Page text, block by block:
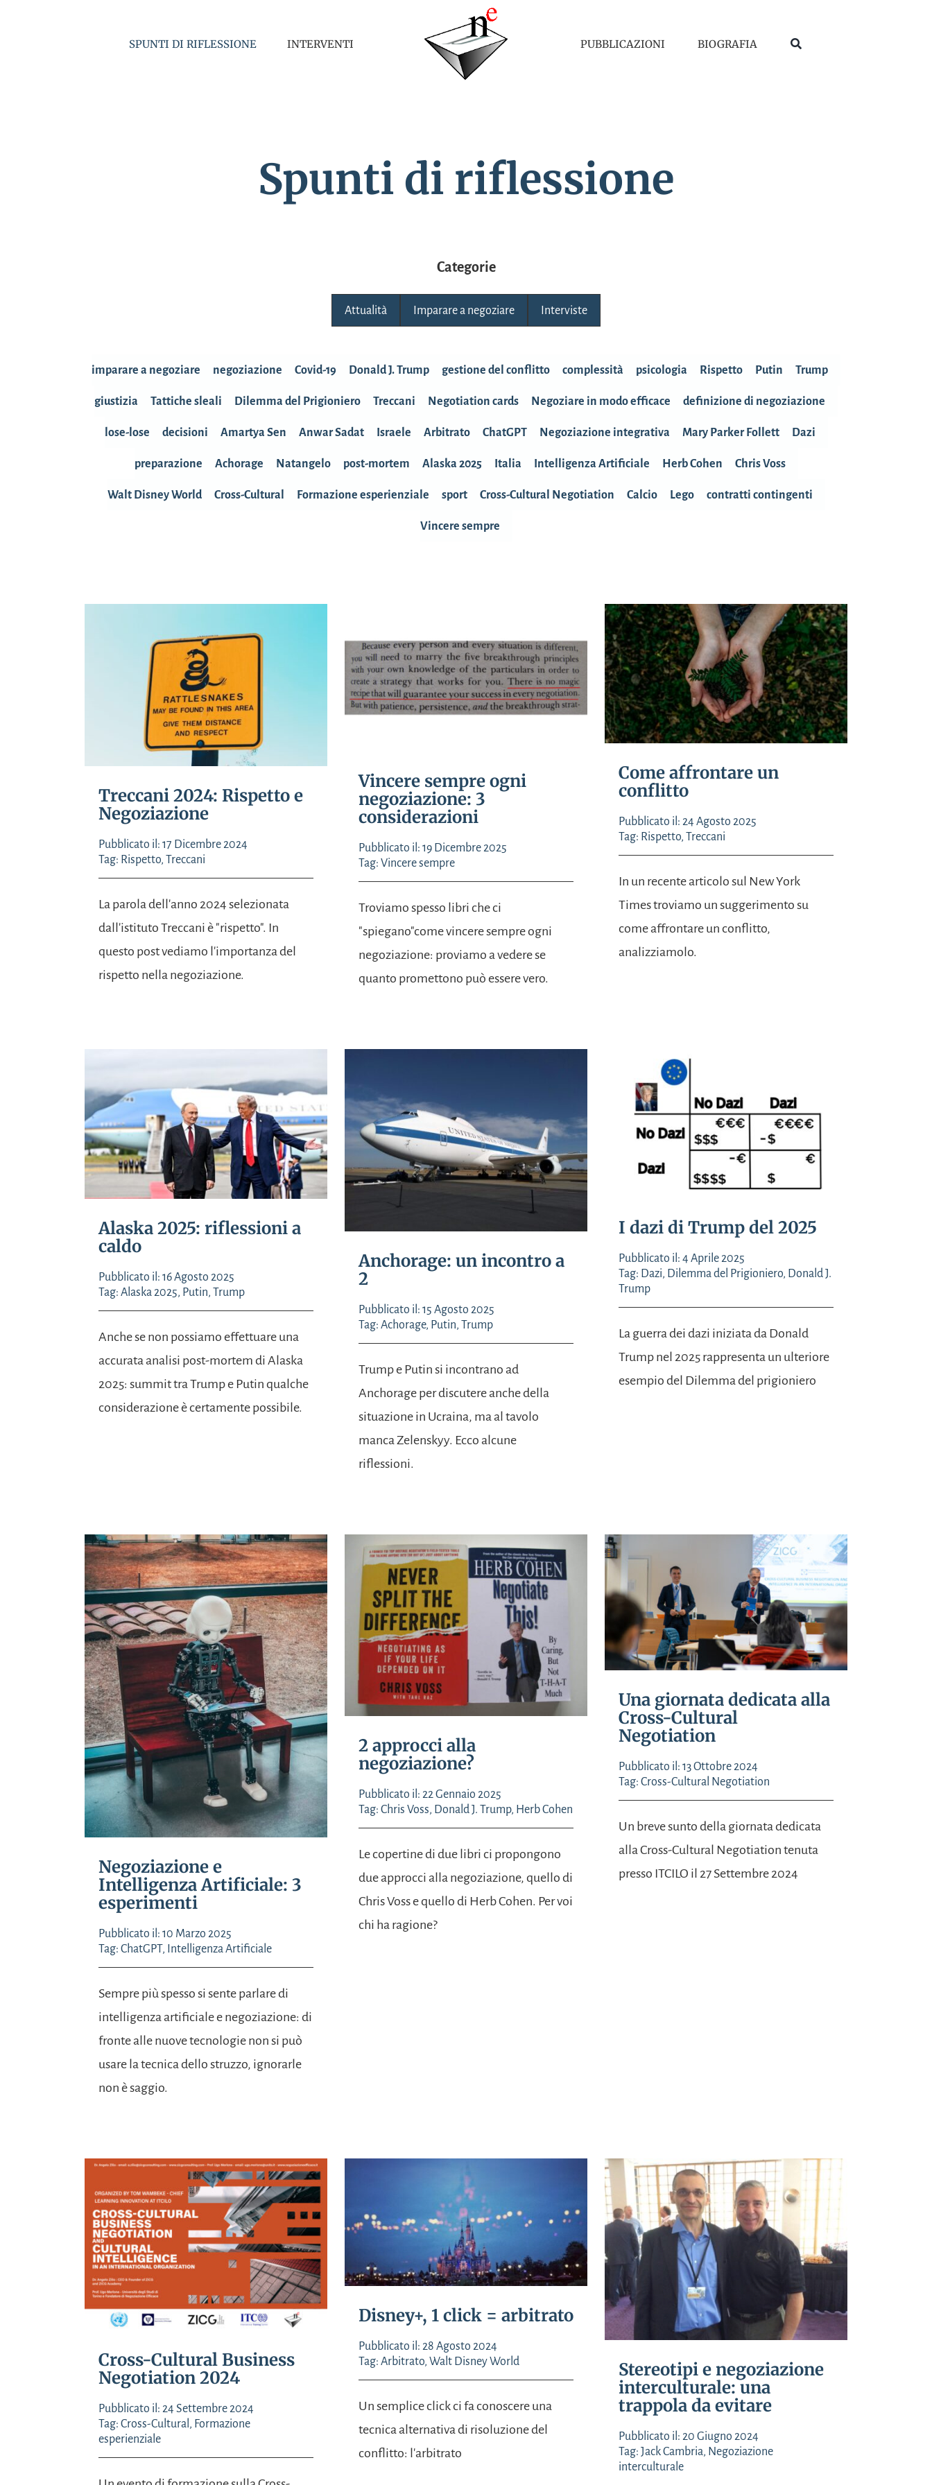
SPUNTI DI RIFLESSIONE INTERVENTI PUBBLICAZIONI BIOGRAFIA
Spunti di riflessione
Categorie
Attualità Imparare a negoziare Interviste
imparare a negoziare negoziazione Covid-19 Donald J. Trump gestione del conflitto complessità psicologia Rispetto Putin Trump
giustizia Tattiche sleali Dilemma del Prigioniero Treccani Negotiation cards Negoziare in modo efficace definizione di negoziazione
lose-lose decisioni Amartya Sen Anwar Sadat Israele Arbitrato ChatGPT Negoziazione integrativa Mary Parker Follett Dazi
preparazione Achorage Natangelo post-mortem Alaska 2025 Italia Intelligenza Artificiale Herb Cohen Chris Voss
Walt Disney World Cross-Cultural Formazione esperienziale sport Cross-Cultural Negotiation Calcio Lego contratti contingenti
Vincere sempre
Treccani 2024: Rispetto e
Negoziazione
Pubblicato il: 17 Dicembre 2024
Tag: Rispetto, Treccani
La parola dell'anno 2024 selezionata
dall'istituto Treccani è "rispetto". In
questo post vediamo l'importanza del
rispetto nella negoziazione.
Vincere sempre ogni
negoziazione: 3
considerazioni
Pubblicato il: 19 Dicembre 2025
Tag: Vincere sempre
Troviamo spesso libri che ci
"spiegano"come vincere sempre ogni
negoziazione: proviamo a vedere se
quanto promettono può essere vero.
Come affrontare un
conflitto
Pubblicato il: 24 Agosto 2025
Tag: Rispetto, Treccani
In un recente articolo sul New York
Times troviamo un suggerimento su
come affrontare un conflitto,
analizziamolo.
Alaska 2025: riflessioni a
caldo
Pubblicato il: 16 Agosto 2025
Tag: Alaska 2025, Putin, Trump
Anche se non possiamo effettuare una
accurata analisi post-mortem di Alaska
2025: summit tra Trump e Putin qualche
considerazione è certamente possibile.
Anchorage: un incontro a
2
Pubblicato il: 15 Agosto 2025
Tag: Achorage, Putin, Trump
Trump e Putin si incontrano ad
Anchorage per discutere anche della
situazione in Ucraina, ma al tavolo
manca Zelenskyy. Ecco alcune
riflessioni.
I dazi di Trump del 2025
Pubblicato il: 4 Aprile 2025
Tag: Dazi, Dilemma del Prigioniero, Donald J.
Trump
La guerra dei dazi iniziata da Donald
Trump nel 2025 rappresenta un ulteriore
esempio del Dilemma del prigioniero
Negoziazione e
Intelligenza Artificiale: 3
esperimenti
Pubblicato il: 10 Marzo 2025
Tag: ChatGPT, Intelligenza Artificiale
Sempre più spesso si sente parlare di
intelligenza artificiale e negoziazione: di
fronte alle nuove tecnologie non si può
usare la tecnica dello struzzo, ignorarle
non è saggio.
2 approcci alla
negoziazione?
Pubblicato il: 22 Gennaio 2025
Tag: Chris Voss, Donald J. Trump, Herb Cohen
Le copertine di due libri ci propongono
due approcci alla negoziazione, quello di
Chris Voss e quello di Herb Cohen. Per voi
chi ha ragione?
Una giornata dedicata alla
Cross-Cultural
Negotiation
Pubblicato il: 13 Ottobre 2024
Tag: Cross-Cultural Negotiation
Un breve sunto della giornata dedicata
alla Cross-Cultural Negotiation tenuta
presso ITCILO il 27 Settembre 2024
Cross-Cultural Business
Negotiation 2024
Pubblicato il: 24 Settembre 2024
Tag: Cross-Cultural , Formazione
esperienziale
Disney+, 1 click = arbitrato
Pubblicato il: 28 Agosto 2024
Tag: Arbitrato, Walt Disney World
Un semplice click ci fa conoscere una
tecnica alternativa di risoluzione del
conflitto: l'arbitrato
Stereotipi e negoziazione
interculturale: una
trappola da evitare
Pubblicato il: 20 Giugno 2024
Tag: Jack Cambria, Negoziazione
interculturale